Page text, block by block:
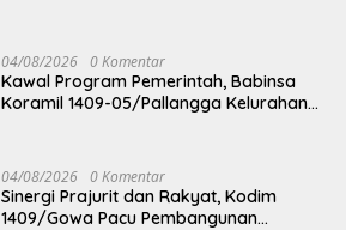
04/08/2026 0 Komentar
Kawal Program Pemerintah, Babinsa
Koramil 1409-05/Pallangga Kelurahan
04/08/2026 0 Komentar
Sinergi Prajurit dan Rakyat, Kodim
1409/Gowa Pacu Pembangunan